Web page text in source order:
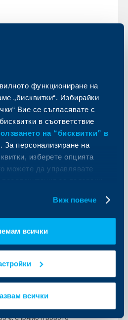
функциониране на
„бисквитки“. Избирайки
Вие се съгласявате с
в съответствие
на “бисквитки” в
. За персонализиране на
изберете опцията
можете да управлявате
Виж повече
всички
всички
едногодишните
предлага
до края на годината и важи
за първия период на
след
млн. лева отчита
за първото
спрямо първото